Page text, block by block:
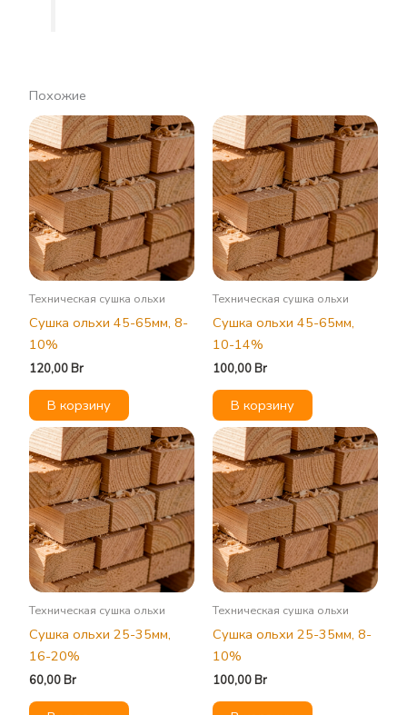
Похожие
Техническая сушка ольхи
Сушка ольхи 45-65мм, 8-
10%
120,00Br
В корзину
Техническая сушка ольхи
Сушка ольхи 45-65мм,
10-14%
100,00Br
В корзину
Техническая сушка ольхи
Сушка ольхи 25-35мм,
16-20%
60,00Br
Техническая сушка ольхи
Сушка ольхи 25-35мм, 8-
10%
100,00Br